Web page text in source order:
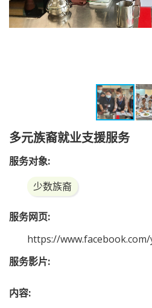
多元族裔就业支援服务
服务对象:
少数族裔
服务网页:
https://
服务影片:
内容: